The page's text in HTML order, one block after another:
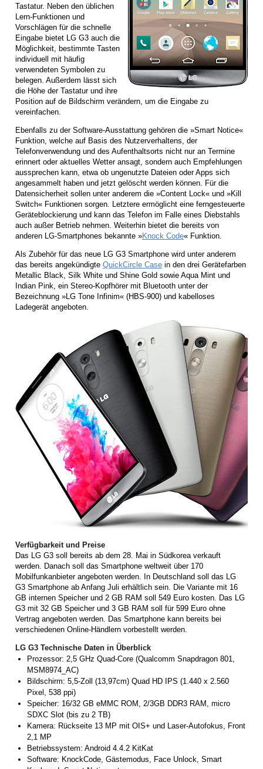
Tastatur. Neben den üblichen
Lern-Funktionen und
Vorschlägen für die schnelle
Eingabe bietet LG G3 auch die
Möglichkeit, bestimmte Tasten
individuell mit häufig
verwendeten Symbolen zu
belegen. Außerdem lässt sich
die Höhe der Tastatur und ihre
Position auf de Bildschirm verändern, um die Eingabe zu
vereinfachen.
Ebenfalls zu der Software-Ausstattung gehören die »Smart Notice«
Funktion, welche auf Basis des Nutzerverhaltens, der
Telefonverwendung und des Aufenthaltsorts nicht nur an Termine
erinnert oder aktuelles Wetter ansagt, sondern auch Empfehlungen
aussprechen kann, etwa ob ungenutzte Dateien oder Apps sich
angesammelt haben und jetzt gelöscht werden können. Für die
Datensicherheit sollen unter anderem die »Content Lock« und »Kill
Switch« Funktionen sorgen. Letztere ermöglicht eine ferngesteuerte
Geräteblockierung und kann das Telefon im Falle eines Diebstahls
auch außer Betrieb nehmen. Weiterhin bietet die bereits von
anderen LG-Smartphones bekannte »Knock Code« Funktion.
Als Zubehör für das neue LG G3 Smartphone wird unter anderem
das bereits angekündigte QuickCircle Case in den drei Gerätefarben
Metallic Black, Silk White und Shine Gold sowie Aqua Mint und
Indian Pink, ein Stereo-Kopfhörer mit Bluetooth unter der
Bezeichnung »LG Tone Infinim« (HBS-900) und kabelloses
Ladegerät angeboten.
Verfügbarkeit und Preise
Das LG G3 soll bereits ab dem 28. Mai in Südkorea verkauft
werden. Danach soll das Smartphone weltweit über 170
Mobilfunkanbieter angeboten werden. In Deutschland soll das LG
G3 Smartphone ab Anfang Juli erhältlich sein. Die Variante mit 16
GB internen Speicher und 2 GB RAM soll 549 Euro kosten. Das LG
G3 mit 32 GB Speicher und 3 GB RAM soll für 599 Euro ohne
Vertrag angeboten werden. Das Smartphone kann bereits bei
verschiedenen Online-Händlern vorbestellt werden.
LG G3 Technische Daten in Überblick
Prozessor: 2,5 GHz Quad-Core (Qualcomm Snapdragon 801,
MSM8974_AC)
Bildschirm: 5,5-Zoll (13,97cm) Quad HD IPS (1.440 x 2.560
Pixel, 538 ppi)
Speicher: 16/32 GB eMMC ROM, 2/3GB DDR3 RAM, micro
SDXC Slot (bis zu 2 TB)
Kamera: Rückseite 13 MP mit OIS+ und Laser-Autofokus, Front
2,1 MP
Betriebssystem: Android 4.4.2 KitKat
Software: KnockCode, Gästemodus, Face Unlock, Smart